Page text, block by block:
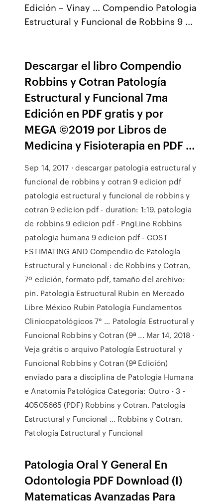
Edición – Vinay ... Compendio Patologia
Estructural y Funcional de Robbins 9 ...
Descargar el libro Compendio
Robbins y Cotran Patología
Estructural y Funcional 7ma
Edición en PDF gratis y por
MEGA ©2019 por Libros de
Medicina y Fisioterapia en PDF …
Sep 14, 2017 · descargar patologia estructural y
funcional de robbins y cotran 9 edicion pdf
patologia estructural y funcional de robbins y
cotran 9 edicion pdf - duration: 1:19. patologia
de robbins 9 edicion pdf - PngLine Robbins
patologia humana 9 edicion pdf - COST
ESTIMATING AND Compendio de Patología
Estructural y Funcional : de Robbins y Cotran,
7º edición, formato pdf, tamaño del archivo:
pin. Patologia Estructural Rubin en Mercado
Libre México Rubin Patología Fundamentos
Clinicopatológicos 7° … Patología Estructural y
Funcional Robbins y Cotran (9ª ... Mar 14, 2018 ·
Veja grátis o arquivo Patología Estructural y
Funcional Robbins y Cotran (9ª Edición)
enviado para a disciplina de Patologia Humana
e Anatomia Patológica Categoria: Outro - 3 -
40505665 (PDF) Robbins y Cotran. Patología
Estructural y Funcional ... Robbins y Cotran.
Patología Estructural y Funcional
Patologia Oral Y General En
Odontologia PDF Download (I)
Matematicas Avanzadas Para